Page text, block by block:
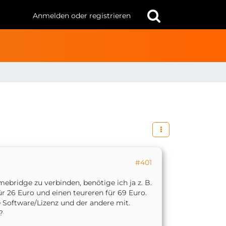
Anmelden oder registrieren
#401
zu verbinden, benötige ich ja z. B.
26 Euro und einen teureren für 69 Euro.
Lizenz und der andere mit.